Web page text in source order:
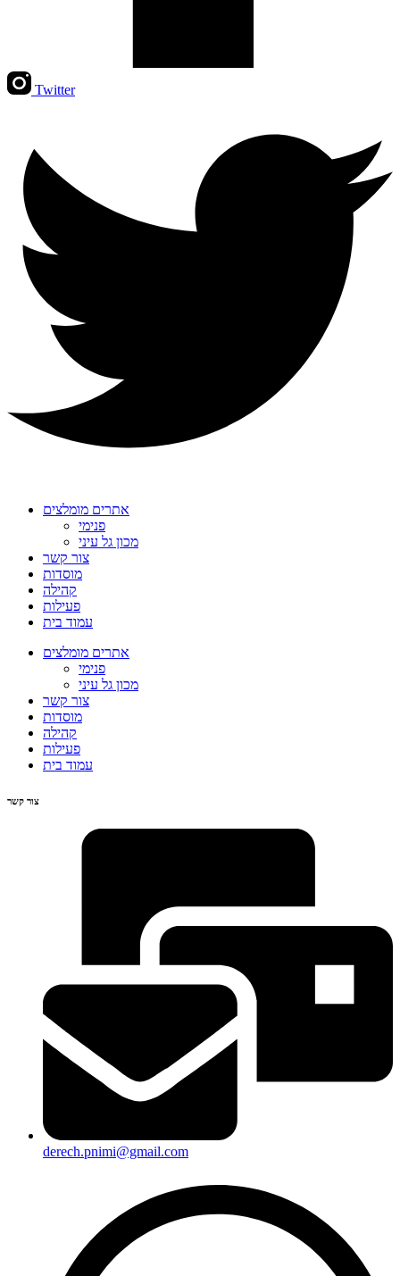
Twitter
אתרים מומלצים
פנימי
מכון גל עיני
צור קשר
מוסדות
קהילה
פעילות
עמוד בית
אתרים מומלצים
פנימי
מכון גל עיני
צור קשר
מוסדות
קהילה
פעילות
עמוד בית
צור קשר
derech.pnimi@gmail.com